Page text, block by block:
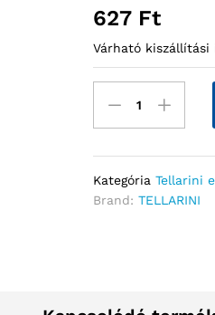
627 Ft
Várható kiszállítási
KategóriaTellarini
Brand:TELLARINI